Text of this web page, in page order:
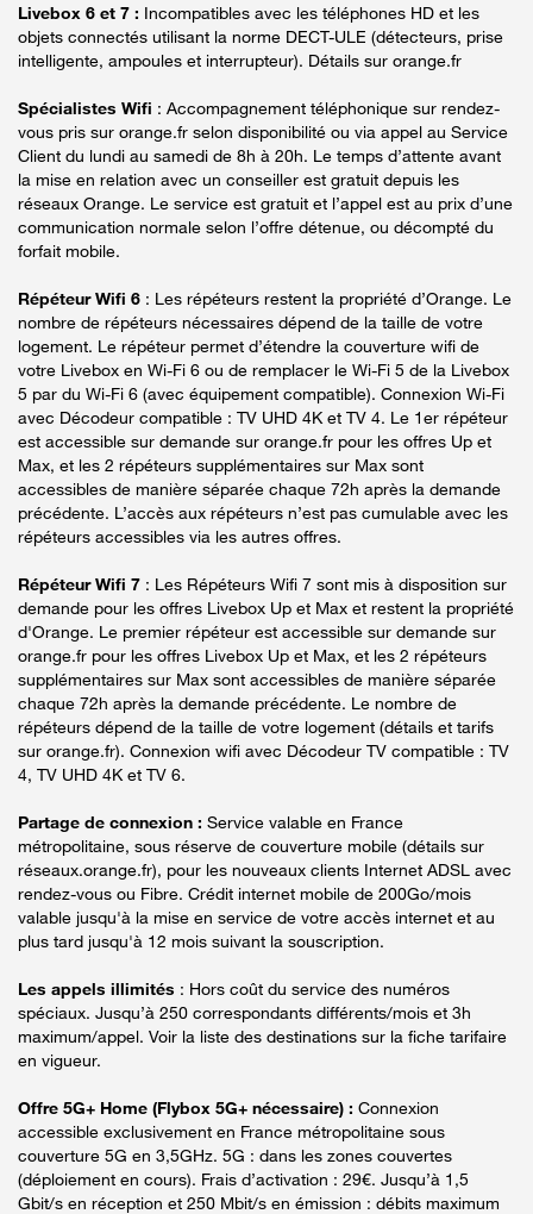
Livebox 6 et 7 : Incompatibles avec les téléphones HD et les
objets connectés utilisant la norme DECT-ULE (détecteurs, prise
intelligente, ampoules et interrupteur). Détails sur orange.fr
Spécialistes Wifi : Accompagnement téléphonique sur rendez-
vous pris sur orange.fr selon disponibilité ou via appel au Service
Client du lundi au samedi de 8h à 20h. Le temps d’attente avant
la mise en relation avec un conseiller est gratuit depuis les
réseaux Orange. Le service est gratuit et l’appel est au prix d’une
communication normale selon l’offre détenue, ou décompté du
forfait mobile.
Répéteur Wifi 6 : Les répéteurs restent la propriété d’Orange. Le
nombre de répéteurs nécessaires dépend de la taille de votre
logement. Le répéteur permet d’étendre la couverture wifi de
votre Livebox en Wi-Fi 6 ou de remplacer le Wi-Fi 5 de la Livebox
5 par du Wi-Fi 6 (avec équipement compatible). Connexion Wi-Fi
avec Décodeur compatible : TV UHD 4K et TV 4. Le 1er répéteur
est accessible sur demande sur orange.fr pour les offres Up et
Max, et les 2 répéteurs supplémentaires sur Max sont
accessibles de manière séparée chaque 72h après la demande
précédente. L’accès aux répéteurs n’est pas cumulable avec les
répéteurs accessibles via les autres offres.
Répéteur Wifi 7 : Les Répéteurs Wifi 7 sont mis à disposition sur
demande pour les offres Livebox Up et Max et restent la propriété
d'Orange. Le premier répéteur est accessible sur demande sur
orange.fr pour les offres Livebox Up et Max, et les 2 répéteurs
supplémentaires sur Max sont accessibles de manière séparée
chaque 72h après la demande précédente. Le nombre de
répéteurs dépend de la taille de votre logement (détails et tarifs
sur orange.fr). Connexion wifi avec Décodeur TV compatible : TV
4, TV UHD 4K et TV 6.
Partage de connexion : Service valable en France
métropolitaine, sous réserve de couverture mobile (détails sur
réseaux.orange.fr), pour les nouveaux clients Internet ADSL avec
rendez-vous ou Fibre. Crédit internet mobile de 200Go/mois
valable jusqu'à la mise en service de votre accès internet et au
plus tard jusqu'à 12 mois suivant la souscription.
Les appels illimités : Hors coût du service des numéros
spéciaux. Jusqu’à 250 correspondants différents/mois et 3h
maximum/appel. Voir la liste des destinations sur la fiche tarifaire
en vigueur.
Offre 5G+ Home (Flybox 5G+ nécessaire) : Connexion
accessible exclusivement en France métropolitaine sous
couverture 5G en 3,5GHz. 5G : dans les zones couvertes
(déploiement en cours). Frais d’activation : 29€. Jusqu’à 1,5
Gbit/s en réception et 250 Mbit/s en émission : débits maximum